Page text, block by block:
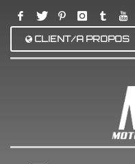
CLIENT/A PROPOS